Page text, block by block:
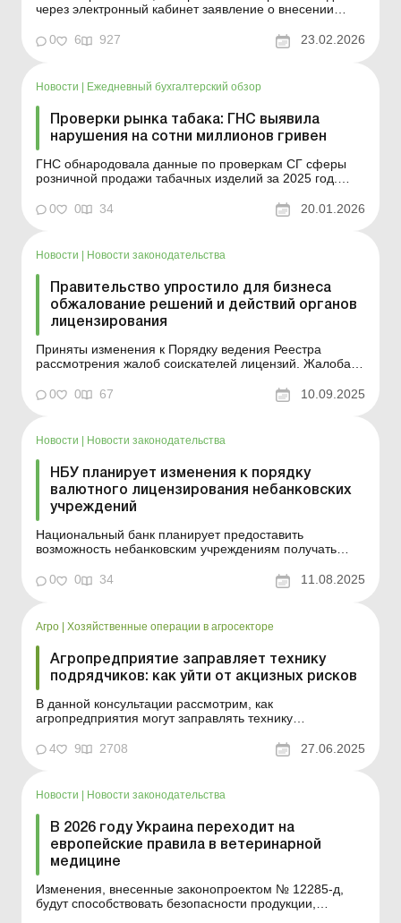
через электронный кабинет заявление о внесении
горючего для собственных нужд. Субъектам
хозяйствования, имеющим лицензию на хранение
хранение горючег...
0 6 927 23.02.2026
Новости | Ежедневный бухгалтерский обзор
Проверки рынка табака: ГНС выявила
нарушения на сотни миллионов гривен
ГНС обнародовала данные по проверкам СГ сферы
розничной продажи табачных изделий за 2025 год.
табачную» лицензию В течение 2025 года ГНС ​​
провела почти 13,9 тыс. проверок субъектов
продажи та...
0 0 34 20.01.2026
Новости Новости законодательства
Правительство упростило для бизнеса
обжалование решений и действий органов
лицензирования
Приняты изменения к Порядку ведения Реестра
рассмотрения жалоб соискателей лицензий. Жалоба
без ручного вмешательства, без риска задержек или
злоупотреблений. Это означает более быстрое
Бо...
0 0 67 10.09.2025
Новости Новости законодательства
НБУ планирует изменения к порядку
валютного лицензирования небанковских
учреждений
Национальный банк планирует предоставить
возможность небанковским учреждениям получать
осуществлять такие операции при предоставлении
финансовой платежной услуги по эквайрингу
изменений к Положению о порядк...
0 0 34 11.08.2025
Агро | Хозяйственные операции в агросекторе
Агропредприятие заправляет технику
подрядчиков: как уйти от акцизных рисков
В данной консультации рассмотрим, как
агропредприятия могут заправлять технику
реализацией горючего. Довольно часто для
выполнения тех или иных сельскохозяйственных работ
подрядчиков. Согласно Гражданскому ко...
4 9 2708 27.06.2025
Новости | Новости законодательства
В 2026 году Украина переходит на
европейские правила в ветеринарной
медицине
Изменения, внесенные законопроектом № 12285-д,
будут способствовать безопасности продукции,